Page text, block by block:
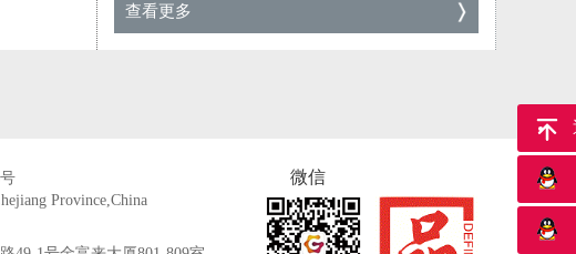
查看更多
Province,China
微信